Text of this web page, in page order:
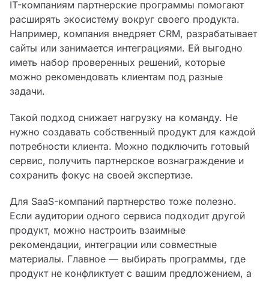
IT-компаниям партнерские программы помогают
расширять экосистему вокруг своего продукта.
Например, компания внедряет CRM, разрабатывает
сайты или занимается интеграциями. Ей выгодно
иметь набор проверенных решений, которые
можно рекомендовать клиентам под разные
задачи.
Такой подход снижает нагрузку на команду. Не
нужно создавать собственный продукт для каждой
потребности клиента. Можно подключить готовый
сервис, получить партнерское вознаграждение и
сохранить фокус на своей экспертизе.
Для SaaS-компаний партнерство тоже полезно.
Если аудитории одного сервиса подходит другой
продукт, можно настроить взаимные
рекомендации, интеграции или совместные
материалы. Главное — выбирать программы, где
продукт не конфликтует с вашим предложением, а